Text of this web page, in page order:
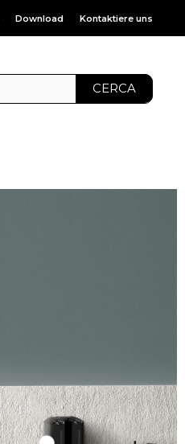
Download Kontaktiere uns
CERCA